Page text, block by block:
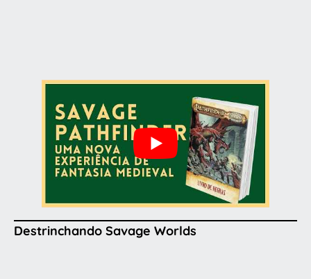
Destrinchando Savage Worlds